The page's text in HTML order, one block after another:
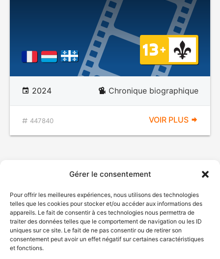
Gérer le consentement
Pour offrir les meilleures expériences, nous utilisons des technologies
telles que les cookies pour stocker et/ou accéder aux informations des
appareils. Le fait de consentir à ces technologies nous permettra de
traiter des données telles que le comportement de navigation ou les ID
uniques sur ce site. Le fait de ne pas consentir ou de retirer son
consentement peut avoir un effet négatif sur certaines caractéristiques
et fonctions.
2024 Chronique biographique
447840 VOIR PLUS